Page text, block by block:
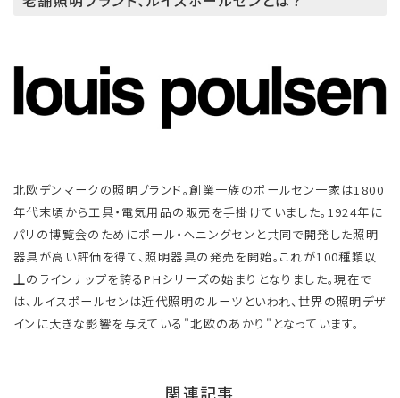
北欧デンマークの照明ブランド。創業一族のポールセン一家は1800
年代末頃から工具・電気用品の販売を手掛けていました。1924年に
パリの博覧会のためにポール・ヘニングセンと共同で開発した照明
器具が高い評価を得て、照明器具の発売を開始。これが100種類以
上のラインナップを誇るPHシリーズの始まりとなりました。現在で
は、ルイスポールセンは近代照明のルーツといわれ、世界の照明デザ
インに大きな影響を与えている"北欧のあかり"となっています。
関連記事